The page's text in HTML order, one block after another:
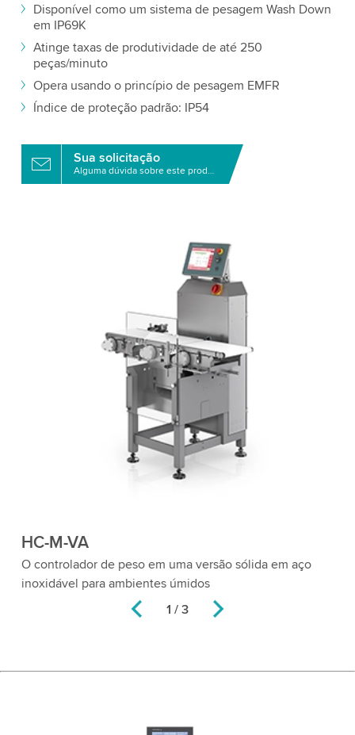
Disponível como um sistema de pesagem Wash Down
em IP69K
Atinge taxas de produtividade de até 250
peças/minuto
Opera usando o princípio de pesagem EMFR
Índice de proteção padrão: IP54
Sua solicitação
Alguma dúvida sobre este produto?
1 / 3
HC-M-VA
O controlador de peso em uma versão sólida em aço
inoxidável para ambientes úmidos